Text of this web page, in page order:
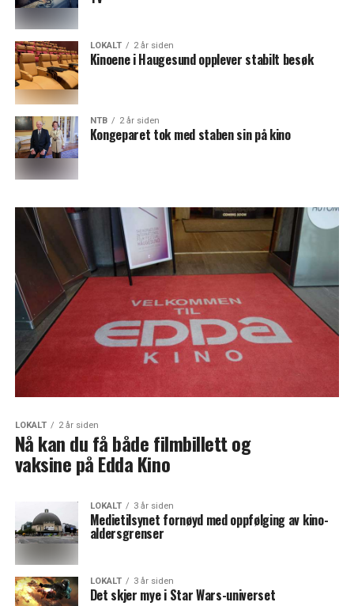
LOKALT 2 år siden
Kinoene i Haugesund opplever stabilt besøk
NTB 2 år siden
Kongeparet tok med staben sin på kino
LOKALT 2 år siden
Nå kan du få både filmbillett og
vaksine på Edda Kino
LOKALT 3 år siden
Medietilsynet fornøyd med oppfølging av kino-
aldersgrenser
LOKALT 3 år siden
Det skjer mye i Star Wars-universet